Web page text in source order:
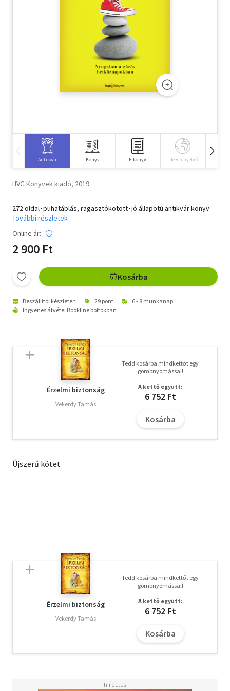
Antikvár Könyv E-könyv Idegen nyelvű
HVG Könyvek kiadó, 2019
272 oldal･puhatáblás, ragasztókötött･jó állapotú antikvár könyv
További részletek
Online ár:
2 900 Ft
Kosárba
Beszállítói készleten 29 pont
6 - 8 munkanap
Ingyenes átvétel Bookline boltokban
Érzelmi biztonság
Vekerdy Tamás
Tedd kosárba mindkettőt egy
gombnyomással!
A kettő együtt:
6 752 Ft
Kosárba
Újszerű kötet
Érzelmi biztonság
Vekerdy Tamás
Tedd kosárba mindkettőt egy
gombnyomással!
A kettő együtt:
6 752 Ft
Kosárba